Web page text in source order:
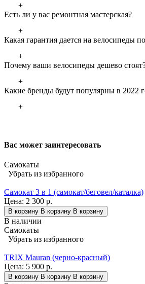
+
Есть ли у вас ремонтная мастерская?
+
Какая гарантия дается на велосипеды
+
Почему ваши велосипеды дешево
+
Какие бренды будут популярны в 2022
+
Вас может заинтересовать
Самокаты
Убрать из избранного
Самокат 3 в 1 (самокат/беговел/каталка)
Цена: 2 300 р.
В корзину В корзину В корзину
В наличии
Самокаты
Убрать из избранного
TRIX Mauran (черно-красный)
Цена: 5 900 р.
В корзину В корзину В корзину